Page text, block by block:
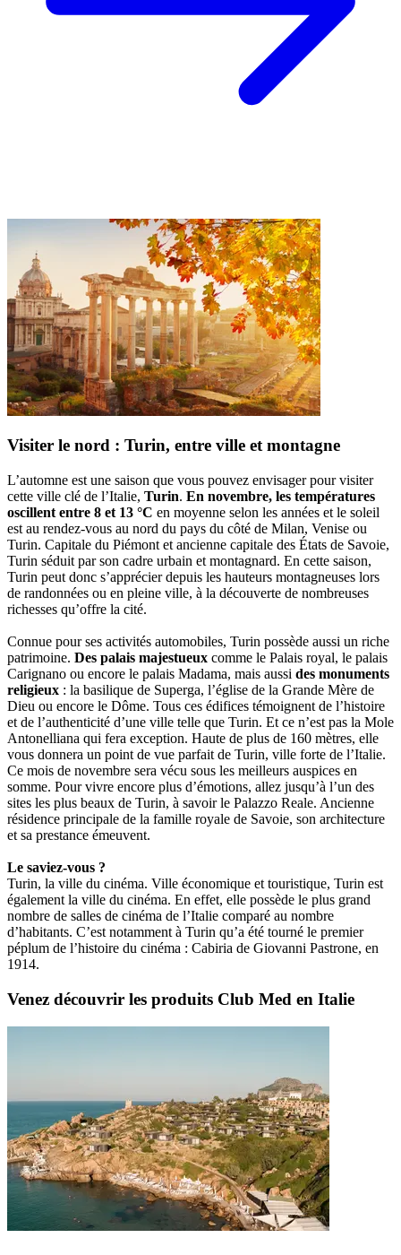
Visiter le nord : Turin, entre ville et montagne
L’automne est une saison que vous pouvez envisager pour visiter
cette ville clé de l’Italie, Turin. En novembre, les températures
oscillent entre 8 et 13 °C en moyenne selon les années et le soleil
est au rendez-vous au nord du pays du côté de Milan, Venise ou
Turin. Capitale du Piémont et ancienne capitale des États de Savoie,
Turin séduit par son cadre urbain et montagnard. En cette saison,
Turin peut donc s’apprécier depuis les hauteurs montagneuses lors
de randonnées ou en pleine ville, à la découverte de nombreuses
richesses qu’offre la cité.
Connue pour ses activités automobiles, Turin possède aussi un riche
patrimoine. Des palais majestueux comme le Palais royal, le palais
Carignano ou encore le palais Madama, mais aussi des monuments
religieux : la basilique de Superga, l’église de la Grande Mère de
Dieu ou encore le Dôme. Tous ces édifices témoignent de l’histoire
et de l’authenticité d’une ville telle que Turin. Et ce n’est pas la Mole
Antonelliana qui fera exception. Haute de plus de 160 mètres, elle
vous donnera un point de vue parfait de Turin, ville forte de l’Italie.
Ce mois de novembre sera vécu sous les meilleurs auspices en
somme. Pour vivre encore plus d’émotions, allez jusqu’à l’un des
sites les plus beaux de Turin, à savoir le Palazzo Reale. Ancienne
résidence principale de la famille royale de Savoie, son architecture
et sa prestance émeuvent.
Le saviez-vous ?
Turin, la ville du cinéma. Ville économique et touristique, Turin est
également la ville du cinéma. En effet, elle possède le plus grand
nombre de salles de cinéma de l’Italie comparé au nombre
d’habitants. C’est notamment à Turin qu’a été tourné le premier
péplum de l’histoire du cinéma : Cabiria de Giovanni Pastrone, en
1914.
Venez découvrir les produits Club Med en Italie